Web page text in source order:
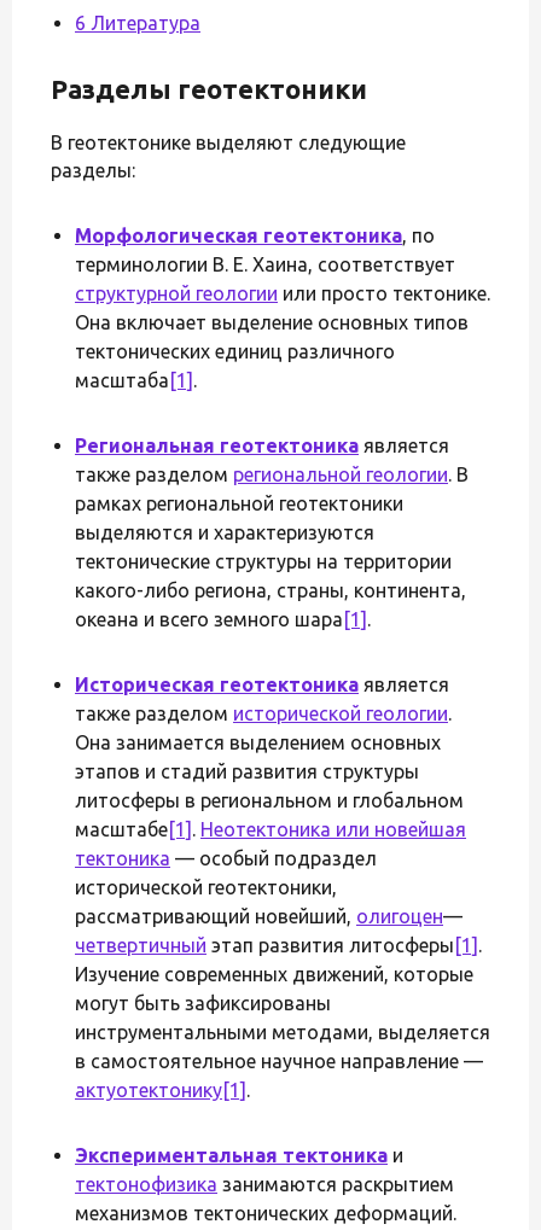
6 Литература
Разделы геотектоники
В геотектонике выделяют следующие
разделы:
Морфологическая геотектоника, по
терминологии В. Е. Хаина, соответствует
структурной геологии или просто тектонике.
Она включает выделение основных типов
тектонических единиц различного
масштаба [1] .
Региональная геотектоника является
также разделом региональной геологии. В
рамках региональной геотектоники
выделяются и характеризуются
тектонические структуры на территории
какого-либо региона, страны, континента,
океана и всего земного шара [1] .
Историческая геотектоника является
также разделом исторической геологии.
Она занимается выделением основных
этапов и стадий развития структуры
литосферы в региональном и глобальном
масштабе[1] . Неотектоника или новейшая
тектоника — особый подраздел
исторической геотектоники,
рассматривающий новейший, олигоцен—
четвертичный этап развития литосферы [1] .
Изучение современных движений, которые
могут быть зафиксированы
инструментальными методами, выделяется
в самостоятельное научное направление —
актуотектонику[1] .
Экспериментальная тектоника и
тектонофизика занимаются раскрытием
механизмов тектонических деформаций.